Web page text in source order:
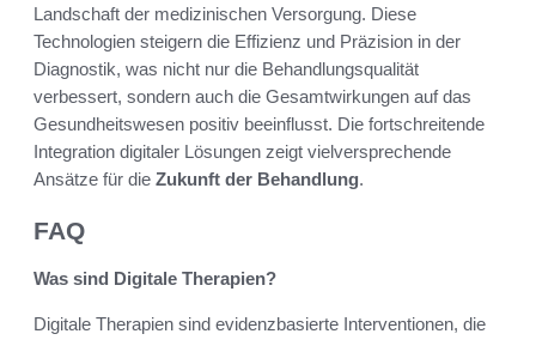
Landschaft der medizinischen Versorgung. Diese
Technologien steigern die Effizienz und Präzision in der
Diagnostik, was nicht nur die Behandlungsqualität
verbessert, sondern auch die Gesamtwirkungen auf das
Gesundheitswesen positiv beeinflusst. Die fortschreitende
Integration digitaler Lösungen zeigt vielversprechende
Ansätze für die Zukunft der Behandlung.
FAQ
Was sind Digitale Therapien?
Digitale Therapien sind evidenzbasierte Interventionen, die